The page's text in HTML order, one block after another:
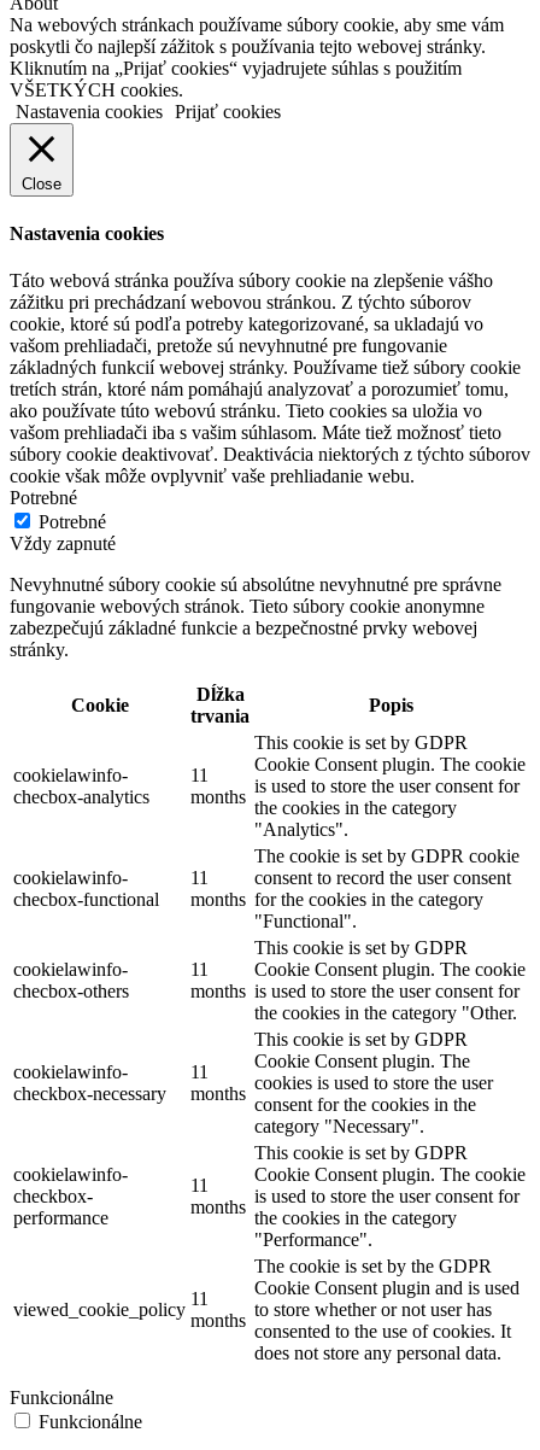
Na webových stránkach používame súbory cookie, aby sme vám
poskytli čo najlepší zážitok s používania tejto webovej stránky.
Kliknutím na „Prijať cookies“ vyjadrujete súhlas s použitím
VŠETKÝCH cookies.
Nastavenia cookies Prijať cookies
Close
Nastavenia cookies
Táto webová stránka používa súbory cookie na zlepšenie vášho
zážitku pri prechádzaní webovou stránkou. Z týchto súborov
cookie, ktoré sú podľa potreby kategorizované, sa ukladajú vo
vašom prehliadači, pretože sú nevyhnutné pre fungovanie
základných funkcií webovej stránky. Používame tiež súbory cookie
tretích strán, ktoré nám pomáhajú analyzovať a porozumieť tomu,
ako používate túto webovú stránku. Tieto cookies sa uložia vo
vašom prehliadači iba s vašim súhlasom. Máte tiež možnosť tieto
súbory cookie deaktivovať. Deaktivácia niektorých z týchto súborov
cookie však môže ovplyvniť vaše prehliadanie webu.
Potrebné
Potrebné
Vždy zapnuté
Nevyhnutné súbory cookie sú absolútne nevyhnutné pre správne
fungovanie webových stránok. Tieto súbory cookie anonymne
zabezpečujú základné funkcie a bezpečnostné prvky webovej
stránky.
Cookie
Dĺžka
trvania
Popis
cookielawinfo-
checbox-analytics
11
months
This cookie is set by GDPR
Cookie Consent plugin. The cookie
is used to store the user consent for
the cookies in the category
"Analytics".
cookielawinfo-
checbox-functional
11
months
The cookie is set by GDPR cookie
consent to record the user consent
for the cookies in the category
"Functional".
cookielawinfo-
checbox-others
11
months
This cookie is set by GDPR
Cookie Consent plugin. The cookie
is used to store the user consent for
the cookies in the category "Other.
cookielawinfo-
checkbox-necessary
11
months
This cookie is set by GDPR
Cookie Consent plugin. The
cookies is used to store the user
consent for the cookies in the
category "Necessary".
cookielawinfo-
checkbox-
performance
11
months
This cookie is set by GDPR
Cookie Consent plugin. The cookie
is used to store the user consent for
the cookies in the category
"Performance".
viewed_cookie_policy
11
months
The cookie is set by the GDPR
Cookie Consent plugin and is used
to store whether or not user has
consented to the use of cookies. It
does not store any personal data.
Funkcionálne
Funkcionálne